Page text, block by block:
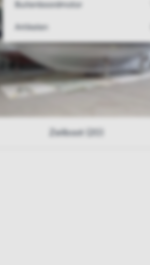
Buitenboordmotor
Artikelen
Zeilboot (20)